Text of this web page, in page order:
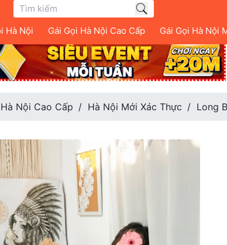
Hà Nội Gái Gọi Hà Nội Cao Cấp Gái Gọi Hà Nội
Hà Nội Cao Cấp Hà Nội Mới Xác Thực Long